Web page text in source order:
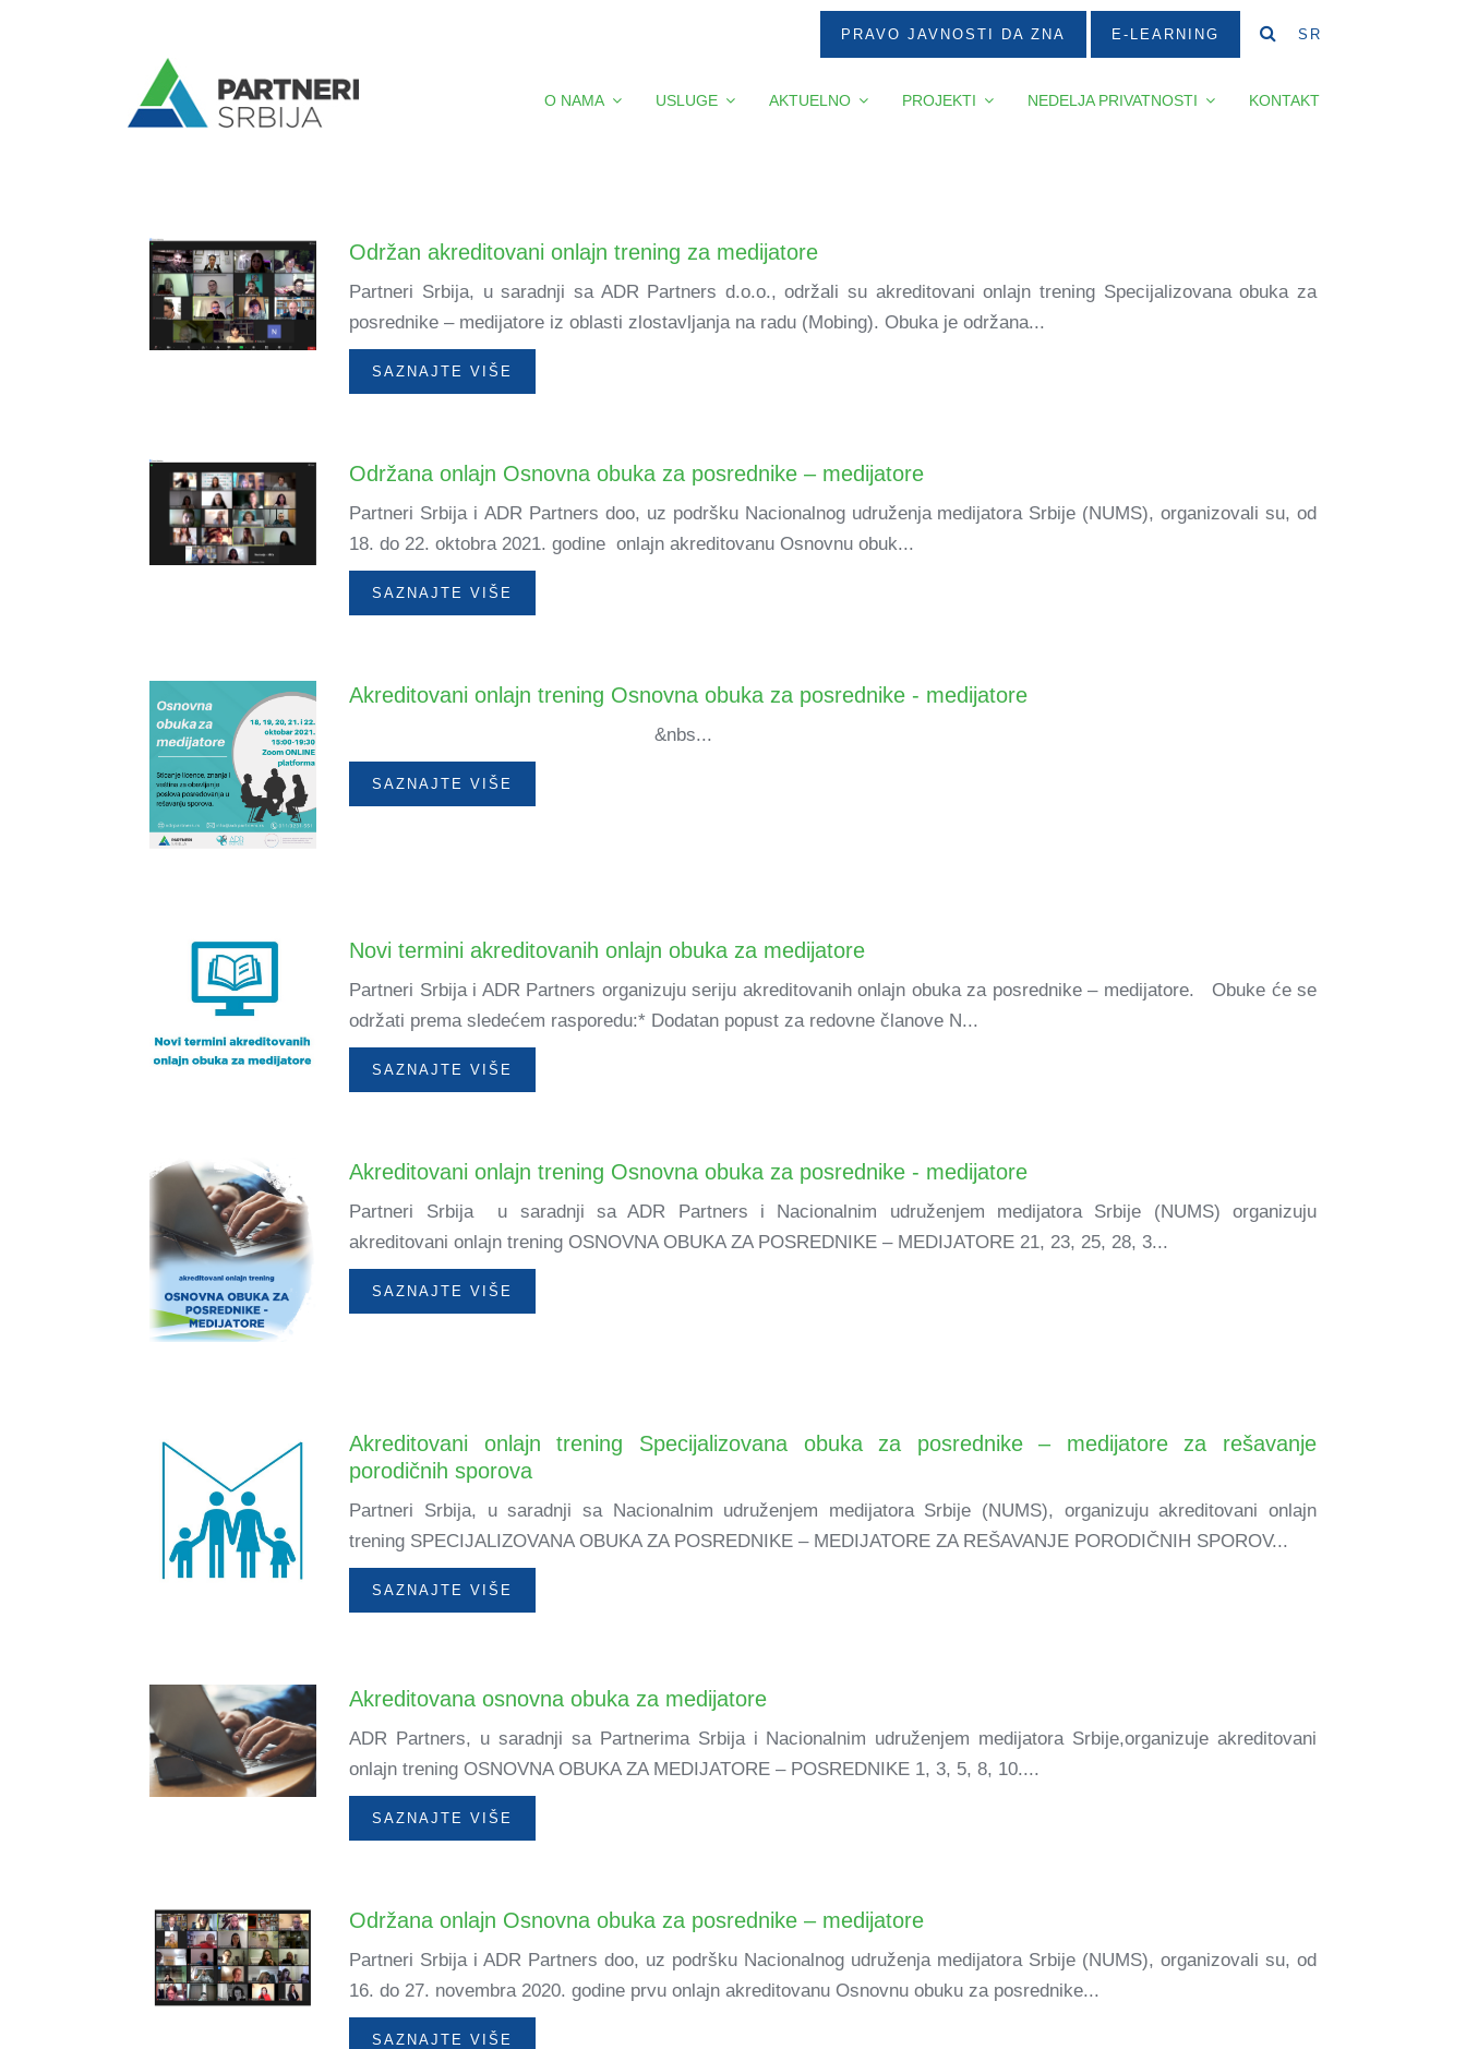
PRAVO JAVNOSTI DA ZNA E-LEARNING SR
O NAMA USLUGE AKTUELNO PROJEKTI NEDELJA PRIVATNOSTI KONTAKT
Održan akreditovani onlajn trening za medijatore
Partneri Srbija, u saradnji sa ADR Partners d.o.o., održali su akreditovani onlajn trening Specijalizovana obuka za
posrednike – medijatore iz oblasti zlostavljanja na radu (Mobing). Obuka je održana...
SAZNAJTE VIŠE
Održana onlajn Osnovna obuka za posrednike – medijatore
Partneri Srbija i ADR Partners doo, uz podršku Nacionalnog udruženja medijatora Srbije (NUMS), organizovali su, od
18. do 22. oktobra 2021. godine onlajn akreditovanu Osnovnu obuk...
SAZNAJTE VIŠE
Akreditovani onlajn trening Osnovna obuka za posrednike - medijatore
&nbs...
SAZNAJTE VIŠE
Novi termini akreditovanih onlajn obuka za medijatore
Partneri Srbija i ADR Partners organizuju seriju akreditovanih onlajn obuka za posrednike – medijatore. Obuke će se
održati prema sledećem rasporedu:* Dodatan popust za redovne članove N...
SAZNAJTE VIŠE
Akreditovani onlajn trening Osnovna obuka za posrednike - medijatore
Partneri Srbija u saradnji sa ADR Partners i Nacionalnim udruženjem medijatora Srbije (NUMS) organizuju
akreditovani onlajn trening OSNOVNA OBUKA ZA POSREDNIKE – MEDIJATORE 21, 23, 25, 28, 3...
SAZNAJTE VIŠE
Akreditovani onlajn trening Specijalizovana obuka za posrednike – medijatore za rešavanje
porodičnih sporova
Partneri Srbija, u saradnji sa Nacionalnim udruženjem medijatora Srbije (NUMS), organizuju akreditovani onlajn
trening SPECIJALIZOVANA OBUKA ZA POSREDNIKE – MEDIJATORE ZA REŠAVANJE PORODIČNIH SPOROV...
SAZNAJTE VIŠE
Akreditovana osnovna obuka za medijatore
ADR Partners, u saradnji sa Partnerima Srbija i Nacionalnim udruženjem medijatora Srbije,organizuje akreditovani
onlajn trening OSNOVNA OBUKA ZA MEDIJATORE – POSREDNIKE 1, 3, 5, 8, 10....
SAZNAJTE VIŠE
Održana onlajn Osnovna obuka za posrednike – medijatore
Partneri Srbija i ADR Partners doo, uz podršku Nacionalnog udruženja medijatora Srbije (NUMS), organizovali su, od
16. do 27. novembra 2020. godine prvu onlajn akreditovanu Osnovnu obuku za posrednike...
SAZNAJTE VIŠE